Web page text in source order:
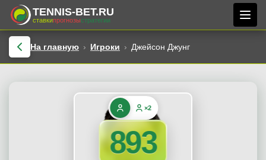
TENNIS-BET.RU
ставкипрогнозыстратегии
На главную Игроки Джейсон Джунг
×2
893